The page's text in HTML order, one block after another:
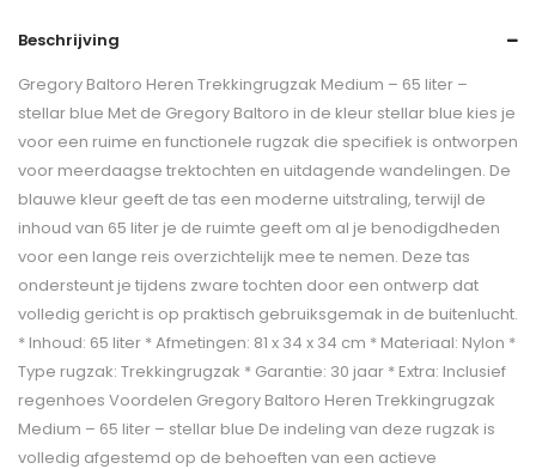
Beschrijving
Gregory Baltoro Heren Trekkingrugzak Medium – 65 liter –
stellar blue Met de Gregory Baltoro in de kleur stellar blue kies je
voor een ruime en functionele rugzak die specifiek is ontworpen
voor meerdaagse trektochten en uitdagende wandelingen. De
blauwe kleur geeft de tas een moderne uitstraling, terwijl de
inhoud van 65 liter je de ruimte geeft om al je benodigdheden
voor een lange reis overzichtelijk mee te nemen. Deze tas
ondersteunt je tijdens zware tochten door een ontwerp dat
volledig gericht is op praktisch gebruiksgemak in de buitenlucht.
* Inhoud: 65 liter * Afmetingen: 81 x 34 x 34 cm * Materiaal: Nylon *
Type rugzak: Trekkingrugzak * Garantie: 30 jaar * Extra: Inclusief
regenhoes Voordelen Gregory Baltoro Heren Trekkingrugzak
Medium – 65 liter – stellar blue De indeling van deze rugzak is
volledig afgestemd op de behoeften van een actieve